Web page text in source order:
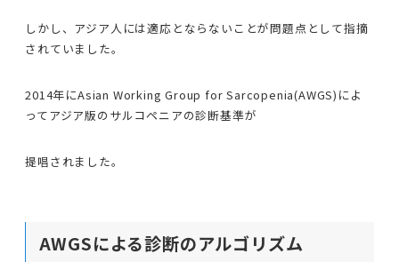
しかし、アジア人には適応とならないことが問題点として指摘
されていました。
2014年にAsian Working Group for Sarcopenia(AWGS)によ
ってアジア版のサルコペニアの診断基準が
提唱されました。
AWGSによる診断のアルゴリズム